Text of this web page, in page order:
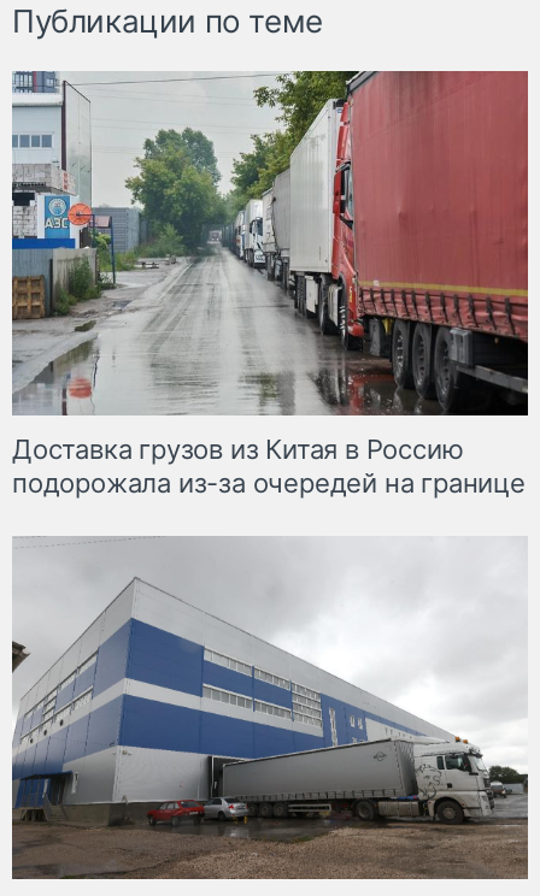
Публикации по теме
Доставка грузов из Китая в Россию
подорожала из-за очередей на границе